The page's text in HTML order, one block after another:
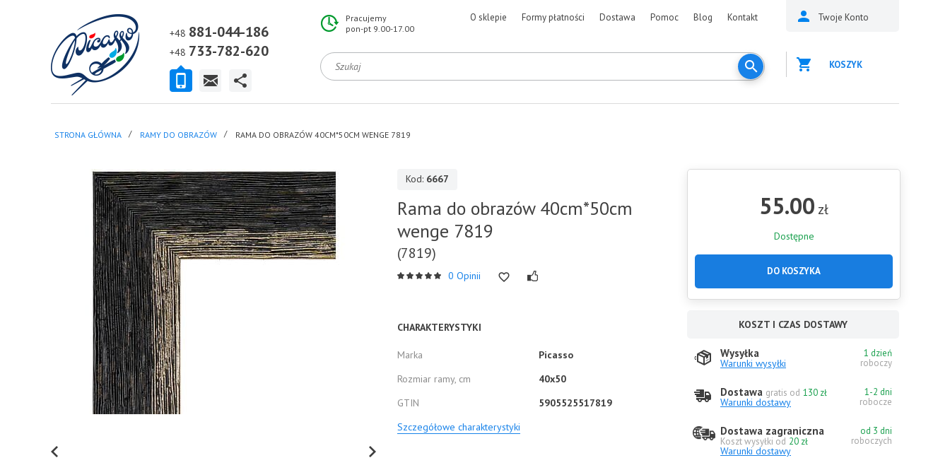
+48 881-044-186
+48 733-782-620
Pracujemy
pon-pt 9.00-17.00
O sklepie Formy płatności Dostawa Pomoc Blog Kontakt Twoje Konto
KOSZYK
STRONA GŁÓWNA RAMY DO OBRAZÓW RAMA DO OBRAZÓW 40CM*50CM WENGE 7819
Kod: 6667
Rama do obrazów 40cm*50cm
wenge 7819
(7819)
0 Opinii
CHARAKTERYSTYKI
Marka
Picasso
Rozmiar ramy, cm
40x50
GTIN
5905525517819
Szczegółowe charakterystyki
55.00 zł
Dostępne
DO KOSZYKA
KOSZT I CZAS DOSTAWY
Wysyłka
Warunki wysyłki
1 dzień
roboczy
Dostawa gratis od 130 zł
Warunki dostawy
1-2 dni
robocze
Dostawa zagraniczna
Koszt wysyłki od 20 zł
Warunki dostawy
od 3 dni
roboczych